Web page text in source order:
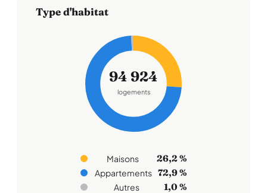
Type d'habitat
94 924
logements
Maisons 26,2 %
Appartements 72,9 %
Autres 1,0 %